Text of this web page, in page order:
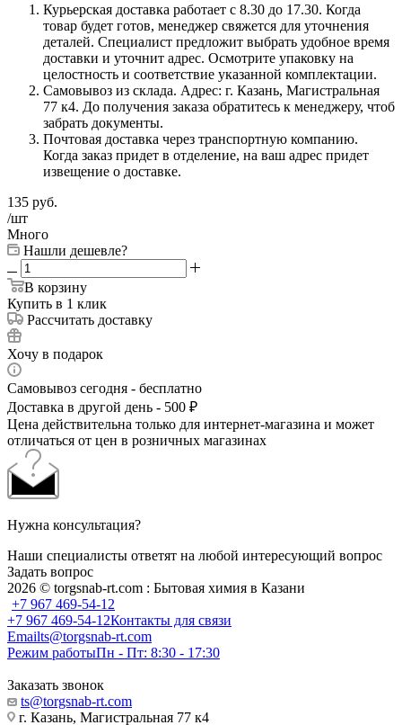
Курьерская доставка работает с 8.30 до 17.30. Когда
товар будет готов, менеджер свяжется для уточнения
деталей. Специалист предложит выбрать удобное время
доставки и уточнит адрес. Осмотрите упаковку на
целостность и соответствие указанной комплектации.
Самовывоз из склада. Адрес: г. Казань, Магистральная
77 к4. До получения заказа обратитесь к менеджеру, чтоб
забрать документы.
Почтовая доставка через транспортную компанию.
Когда заказ придет в отделение, на ваш адрес придет
извещение о доставке.
135 руб.
/шт
Много
Нашли дешевле?
В корзину
Купить в 1 клик
Рассчитать доставку
Хочу в подарок
Самовывоз сегодня - бесплатно
Доставка в другой день - 500 ₽
Цена действительна только для интернет-магазина и может
отличаться от цен в розничных магазинах
Нужна консультация?
Наши специалисты ответят на любой интересующий вопрос
Задать вопрос
2026 © torgsnab-rt.com : Бытовая химия в Казани
+7 967 469-54-12
+7 967 469-54-12Контакты для связи
Emailts@torgsnab-rt.com
Режим работыПн - Пт: 8:30 - 17:30
Заказать звонок
ts@torgsnab-rt.com
г. Казань, Магистральная 77 к4